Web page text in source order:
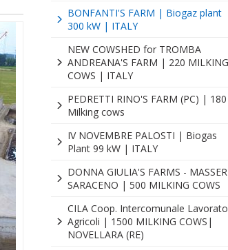
BONFANTI'S FARM | Biogaz plant
300 kW | ITALY
NEW COWSHED for TROMBA
ANDREANA'S FARM | 220 MILKING
COWS | ITALY
PEDRETTI RINO'S FARM (PC) | 180
Milking cows
IV NOVEMBRE PALOSTI | Biogas
Plant 99 kW | ITALY
DONNA GIULIA'S FARMS -
SARACENO | 500 MILKING COWS
CILA Coop. Intercomunale
Agricoli | 1500 MILKING COWS|
NOVELLARA (RE)